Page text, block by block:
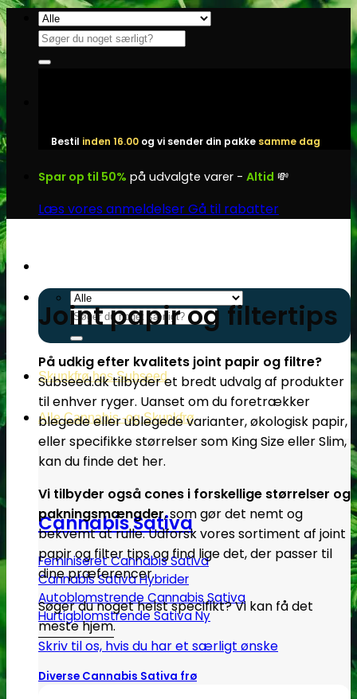
Fortsæt
indhold
Søg
efter:
Bestil inden 16.00 og vi sender din pakke samme dag
Spar op til 50% på udvalgte varer - Altid 💸
Læs vores anmeldelserGå til rabatter
Søg
efter:
Skunkfrø hos Subseed
Alle Cannabis -og Skunkfrø
Cannabis Sativa
Feminiseret Cannabis Sativa
Cannabis Sativa Hybrider
Autoblomstrende Cannabis Sativa
Hurtigblomstrende Sativa
Diverse Cannabis Sativa frø
Joint papir og filtertips
På udkig efter kvalitets joint papir og filtre?
Subseed.dk tilbyder et bredt udvalg af produkter
til enhver ryger. Uanset om du foretrækker
blegede eller ublegede varianter, økologisk papir,
eller specifikke størrelser som King Size eller Slim,
kan du finde det her.
Vi tilbyder også cones i forskellige størrelser og
pakningsmængder, som gør det nemt og
bekvemt at rulle. Udforsk vores sortiment af joint
papir og filter tips og find lige det, der passer til
dine præferencer.
Søger du noget helst specifikt? Vi kan få det
meste hjem.
Skriv til os, hvis du har et særligt ønske